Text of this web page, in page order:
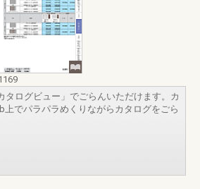
タログビュー」でごらんいただけます。カ
上でパラパラめくりながらカタログをごら